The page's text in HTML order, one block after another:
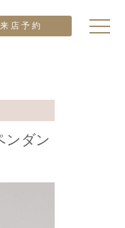
店予約
ンダン